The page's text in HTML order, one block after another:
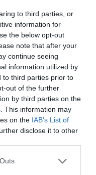
to third parties, or
information for
the below opt-out
note that after your
continue seeing
information utilized by
to third parties prior to
out of the further
by third parties on the
This information may
on the IAB’s List of
disclose it to other
por su empresa
Joan Folguera
una conexión muy
que vieron
desde el primer
compromiso con la
de
de esta
detalla que hace